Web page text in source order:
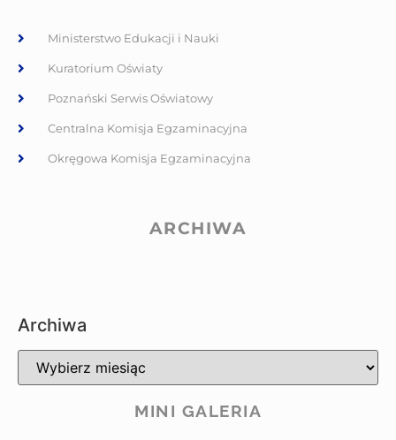
Ministerstwo Edukacji i Nauki
Kuratorium Oświaty
Poznański Serwis Oświatowy
Centralna Komisja Egzaminacyjna
Okręgowa Komisja Egzaminacyjna
ARCHIWA
Archiwa
MINI GALERIA